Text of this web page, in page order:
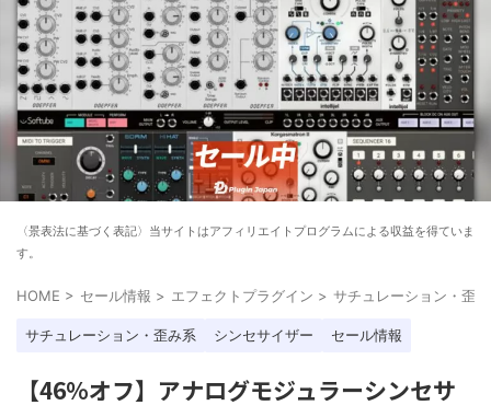
〈景表法に基づく表記〉当サイトはアフィリエイトプログラムによる収益を得ていま
す。
HOME > セール情報 > エフェクトプラグイン > サチュレーション・歪
サチュレーション・歪み系 シンセサイザー セール情報
【46%オフ】アナログモジュラーシンセサ